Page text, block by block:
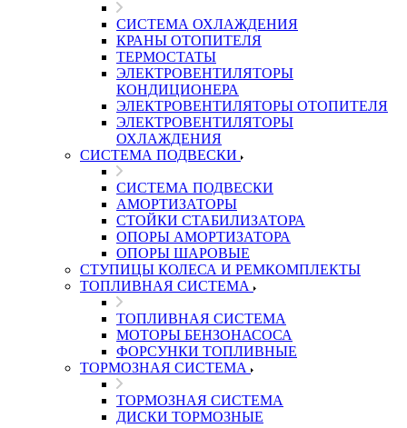
СИСТЕМА ОХЛАЖДЕНИЯ
КРАНЫ ОТОПИТЕЛЯ
ТЕРМОСТАТЫ
ЭЛЕКТРОВЕНТИЛЯТОРЫ
КОНДИЦИОНЕРА
ЭЛЕКТРОВЕНТИЛЯТОРЫ ОТОПИТЕЛЯ
ЭЛЕКТРОВЕНТИЛЯТОРЫ
ОХЛАЖДЕНИЯ
СИСТЕМА ПОДВЕСКИ
СИСТЕМА ПОДВЕСКИ
АМОРТИЗАТОРЫ
СТОЙКИ СТАБИЛИЗАТОРА
ОПОРЫ АМОРТИЗАТОРА
ОПОРЫ ШАРОВЫЕ
СТУПИЦЫ КОЛЕСА И РЕМКОМПЛЕКТЫ
ТОПЛИВНАЯ СИСТЕМА
ТОПЛИВНАЯ СИСТЕМА
МОТОРЫ БЕНЗОНАСОСА
ФОРСУНКИ ТОПЛИВНЫЕ
ТОРМОЗНАЯ СИСТЕМА
ТОРМОЗНАЯ СИСТЕМА
ДИСКИ ТОРМОЗНЫЕ